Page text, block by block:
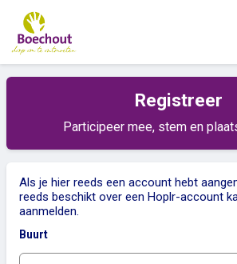
Registreer
Participeer mee, stem en
Als je hier reeds een account hebt
reeds beschikt over een Hoplr-account
aanmelden.
Buurt